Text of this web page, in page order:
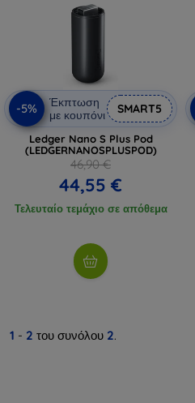
-5%
Έκπτωση
με κουπόνι
SMART5
Ledger Nano S Plus Pod
(LEDGERNANOSPLUSPOD)
46,90 €
44,55 €
Τελευταίο τεμάχιο σε απόθεμα
1 - 2 του συνόλου 2.